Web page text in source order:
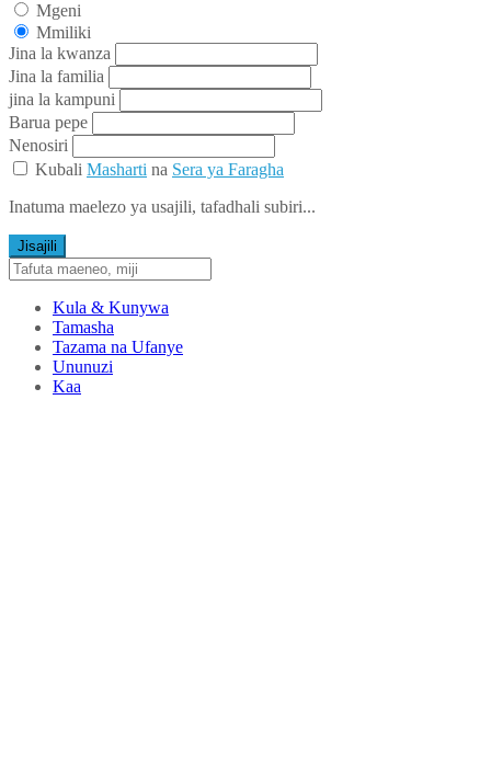
Mgeni
Mmiliki
Jina la kwanza
Jina la familia
jina la kampuni
Barua pepe
Nenosiri
Kubali Masharti na Sera ya Faragha
Inatuma maelezo ya usajili, tafadhali subiri...
Jisajili
Kula & Kunywa
Tamasha
Tazama na Ufanye
Ununuzi
Kaa